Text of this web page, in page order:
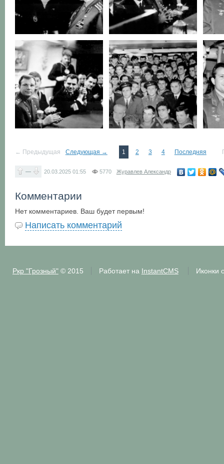
← Предыдущая Следующая → 1 2 3 4 Последняя
— 20.03.2025 01:55 5770 Журавлев Александр
Комментарии
Нет комментариев. Ваш будет первым!
Написать комментарий
Ркр "Грозный"© 2015 Работает на InstantCMS Иконки